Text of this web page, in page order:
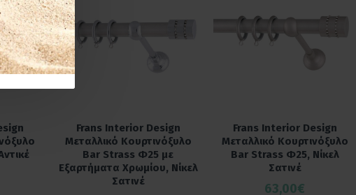
Frans Interior Design
Μεταλλικό Κουρτινόξυλο
Bar Strass Φ25 με
Εξαρτήματα Χρωμίου, Νίκελ
Σατινέ
Frans Interior Design
Μεταλλικό Κουρτινόξυλο
Bar Strass Φ25, Νίκελ
Σατινέ
63,00€